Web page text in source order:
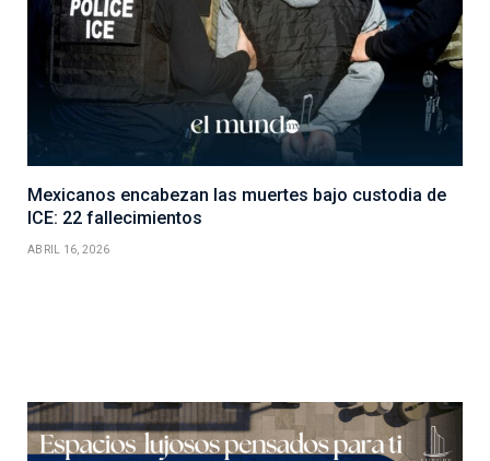
Mexicanos encabezan las muertes bajo custodia de
ICE: 22 fallecimientos
ABRIL 16, 2026